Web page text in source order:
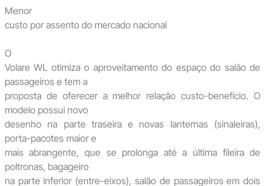
Menor
custo por assento do mercado nacional
O
Volare WL otimiza o aproveitamento do espaço do salão de
passageiros e tem a
proposta de oferecer a melhor relação custo-benefício. O
modelo possui novo
desenho na parte traseira e novas lanternas (sinaleiras),
porta-pacotes maior e
mais abrangente, que se prolonga até a última fileira de
poltronas, bagageiro
na parte inferior (entre-eixos), salão de passageiros em dois